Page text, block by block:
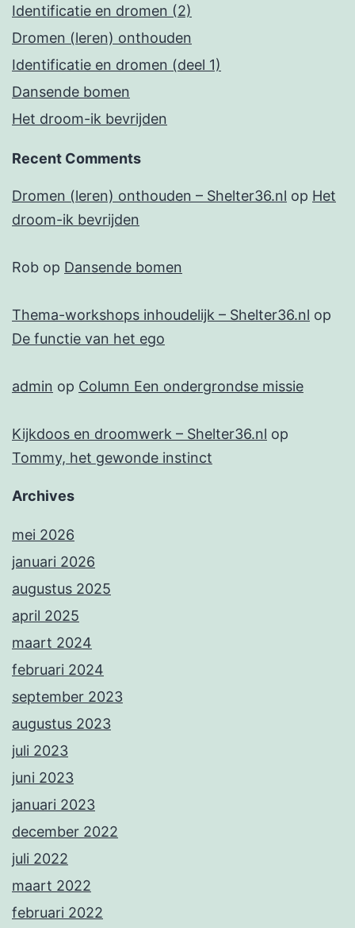
Identificatie en dromen (2)
Dromen (leren) onthouden
Identificatie en dromen (deel 1)
Dansende bomen
Het droom-ik bevrijden
Recent Comments
Dromen (leren) onthouden – Shelter36.nl op Het
droom-ik bevrijden
Rob op Dansende bomen
Thema-workshops inhoudelijk – Shelter36.nl op
De functie van het ego
admin op Column Een ondergrondse missie
Kijkdoos en droomwerk – Shelter36.nl op
Tommy, het gewonde instinct
Archives
mei 2026
januari 2026
augustus 2025
april 2025
maart 2024
februari 2024
september 2023
augustus 2023
juli 2023
juni 2023
januari 2023
december 2022
juli 2022
maart 2022
februari 2022